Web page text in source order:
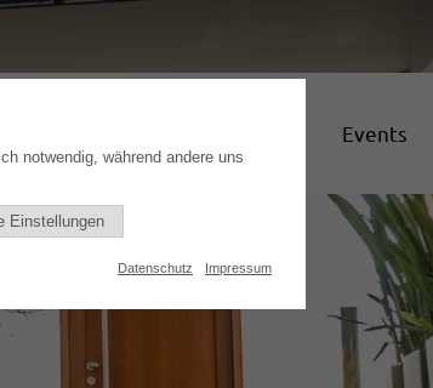
Events
notwendig, während andere uns
Einstellungen
Datenschutz Impressum